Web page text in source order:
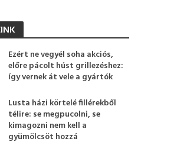
Ezért ne vegyél soha akciós,
előre pácolt húst grillezéshez:
így vernek át vele a gyártók
Lusta házi körtelé fillérekből
télire: se megpucolni, se
kimagozni nem kell a
gyümölcsöt hozzá